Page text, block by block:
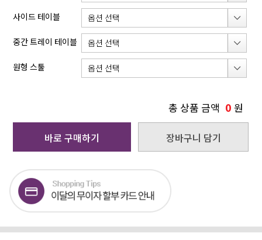
사이드 테이블
중간 트레이 테이블
원형 스툴
총 상품 금액 0 원
바로 구매하기 장바구니 담기